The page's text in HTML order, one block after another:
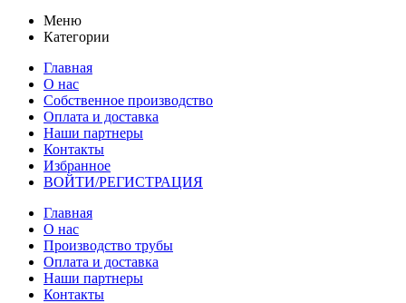
Меню
Категории
Главная
О нас
Собственное производство
Оплата и доставка
Наши партнеры
Контакты
Избранное
ВОЙТИ/РЕГИСТРАЦИЯ
Главная
О нас
Производство трубы
Оплата и доставка
Наши партнеры
Контакты